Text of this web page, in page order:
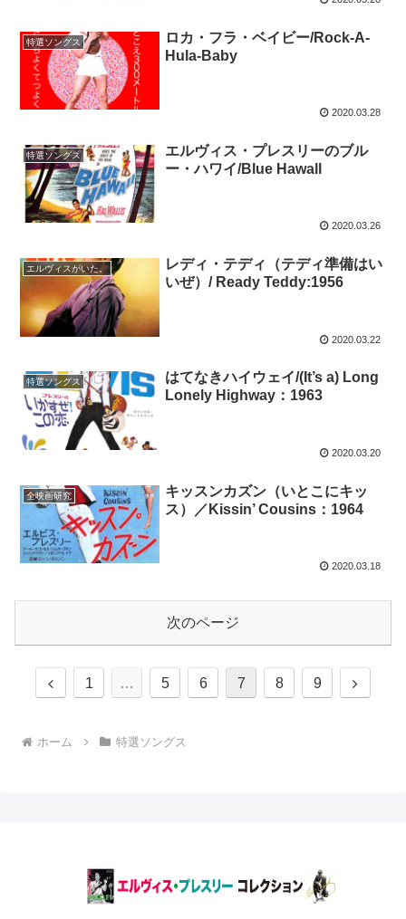
特選ソングス
ロカ・フラ・ベイビー/Rock-A-
Hula-Baby
2020.03.28
特選ソングス
エルヴィス・プレスリーのブル
ー・ハワイ/Blue Hawall
2020.03.26
エルヴィスがいた。
レディ・テディ（テディ準備はい
いぜ）/ Ready Teddy:1956
2020.03.22
特選ソングス
はてなきハイウェイ/(It’s a) Long
Lonely Highway：1963
2020.03.20
全映画研究
キッスンカズン（いとこにキッ
ス）／Kissin’ Cousins：1964
2020.03.18
次のページ
前
1 … 5 6 7 8 9
次
ホーム 特選ソングス